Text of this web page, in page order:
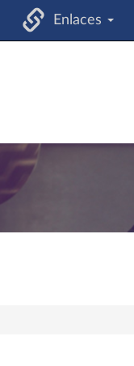
Enlaces